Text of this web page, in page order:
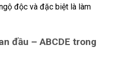
độc và đặc biệt là làm
đầu – ABCDE trong